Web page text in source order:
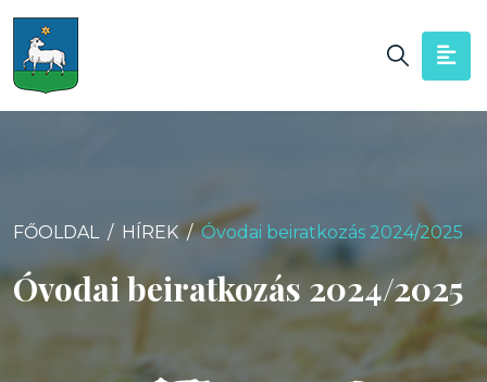
FŐOLDAL HÍREK Óvodai beiratkozás 2024/2025
Óvodai beiratkozás 2024/2025